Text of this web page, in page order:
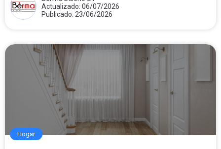
Actualizado: 06/07/2026
Publicado: 23/06/2026
Hogar